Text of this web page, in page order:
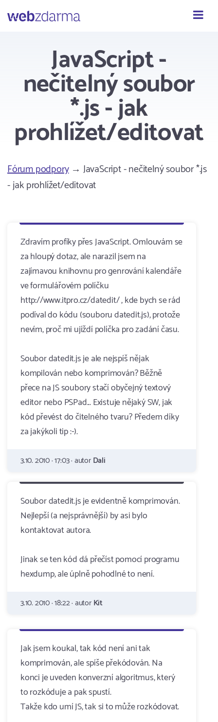
Webzdarma
JavaScript -
nečitelný soubor
*.js - jak
prohlížet/editovat
Fórum podpory→ JavaScript - nečitelný soubor *.js
- jak prohlížet/editovat
Zdravím profíky přes JavaScript. Omlouvám se
za hloupý dotaz, ale narazil jsem na
zajímavou knihovnu pro genrování kalendáře
ve formulářovém políčku
http://www.itpro.cz/datedit/ , kde bych se rád
podíval do kódu (souboru datedit.js), protože
nevím, proč mi ujíždí políčka pro zadání času.
Soubor datedit.js je ale nejspíš nějak
kompilován nebo komprimován? Běžně
přece na JS soubory stačí obyčejný textový
editor nebo PSPad... Existuje nějaký SW, jak
kód převést do čitelného tvaru? Předem díky
za jakýkoli tip :-).
3.10. 2010 · 17:03 · autorDali
Soubor datedit.js je evidentně komprimován.
Nejlepší (a nejsprávnější) by asi bylo
kontaktovat autora.
Jinak se ten kód dá přečíst pomocí programu
hexdump, ale úplně pohodlné to není.
3.10. 2010 · 18:22 · autorKit
Jak jsem koukal, tak kód není ani tak
komprimován, ale spíše překódován. Na
konci je uveden konverzní algoritmus, který
to rozkóduje a pak spustí.
Takže kdo umí JS, tak si to může rozkódovat.